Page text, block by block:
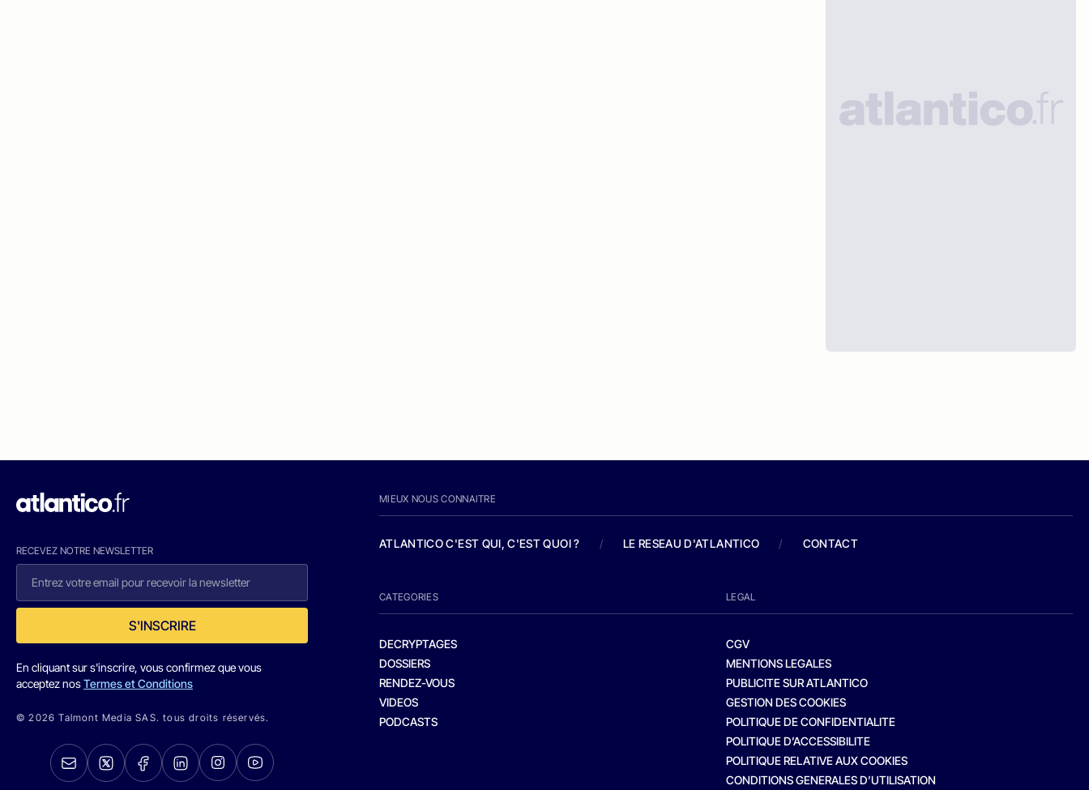
RECEVEZ NOTRE NEWSLETTER
S'INSCRIRE
En cliquant sur s'inscrire, vous confirmez que vous
acceptez nosTermes et Conditions
© 2026 Talmont Media SAS. tous droits réservés.
MIEUX NOUS CONNAITRE
ATLANTICO C'EST QUI, C'EST QUOI ? / LE RESEAU D'ATLANTICO / CONTACT
CATEGORIES
DECRYPTAGES
DOSSIERS
RENDEZ-VOUS
VIDEOS
PODCASTS
LEGAL
CGV
MENTIONS LEGALES
PUBLICITE SUR ATLANTICO
GESTION DES COOKIES
POLITIQUE DE CONFIDENTIALITE
POLITIQUE D’ACCESSIBILITE
POLITIQUE RELATIVE AUX COOKIES
CONDITIONS GENERALES D’UTILISATION